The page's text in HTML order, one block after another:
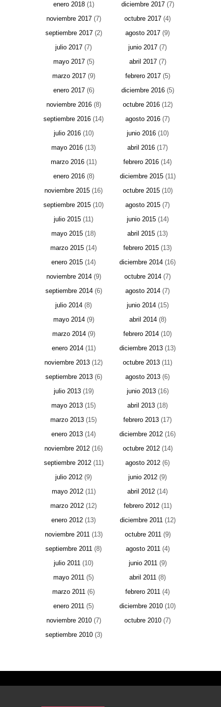
enero 2018(1) diciembre 2017(7)
noviembre 2017(7) octubre 2017 (4)
septiembre 2017(2) agosto 2017 (9)
julio 2017 (7) junio 2017 (7)
mayo 2017(5) abril 2017(7)
marzo 2017(9) febrero 2017(5)
enero 2017(6) diciembre 2016(5)
noviembre 2016(8) octubre 2016(12)
septiembre 2016 (14) agosto 2016 (7)
julio 2016(10) junio 2016(10)
mayo 2016 (13) abril 2016 (17)
marzo 2016(11) febrero 2016 (14)
enero 2016(8) diciembre 2015(11)
noviembre 2015 (16) octubre 2015(10)
septiembre 2015 (10) agosto 2015 (7)
julio 2015 (11) junio 2015(14)
mayo 2015 (18) abril 2015 (13)
marzo 2015 (14) febrero 2015 (13)
enero 2015 (14) diciembre 2014 (16)
noviembre 2014(9) octubre 2014 (7)
septiembre 2014(6) agosto 2014 (7)
julio 2014 (8) junio 2014(15)
mayo 2014(9) abril 2014(8)
marzo 2014(9) febrero 2014 (10)
enero 2014(11) diciembre 2013 (13)
noviembre 2013 (12) octubre 2013 (11)
septiembre 2013(6) agosto 2013 (6)
julio 2013(19) junio 2013(16)
mayo 2013 (15) abril 2013 (18)
marzo 2013 (15) febrero 2013 (17)
enero 2013 (14) diciembre 2012 (16)
noviembre 2012 (16) octubre 2012(14)
septiembre 2012(11) agosto 2012 (6)
julio 2012 (9) junio 2012 (9)
mayo 2012(11) abril 2012 (14)
marzo 2012 (12) febrero 2012(11)
enero 2012 (13) diciembre 2011(12)
noviembre 2011(13) octubre 2011(9)
septiembre 2011 (8) agosto 2011(4)
julio 2011 (10) junio 2011(9)
mayo 2011 (5) abril 2011 (8)
marzo 2011 (6) febrero 2011 (4)
enero 2011 (5) diciembre 2010 (10)
noviembre 2010(7) octubre 2010 (7)
septiembre 2010(3)